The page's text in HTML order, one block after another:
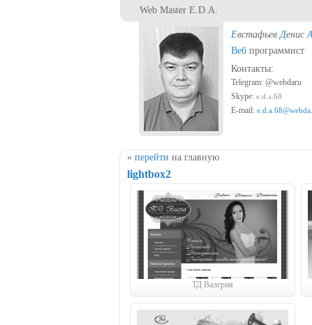
Перейти к основному содержаниюWeb Master E.D.A.
ЕвстафьевДенис
Веб программист
Контакты:
Telegram: @webdaru
Skype: e.d.a.68
E-mail:
Вы здесь
» перейти на главную
lightbox2
ТД Валерия